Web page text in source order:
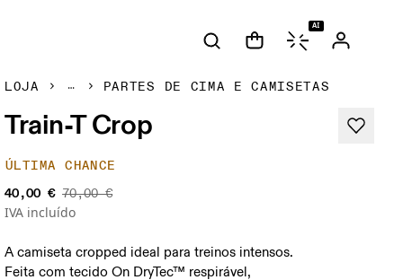
AI
LOJA PARTES DE CIMA E CAMISETAS
Train-T Crop
ÚLTIMA CHANCE
40,00 € 70,00 €
IVA incluído
A camiseta cropped ideal para treinos intensos.
Feita com tecido On DryTec™ respirável,